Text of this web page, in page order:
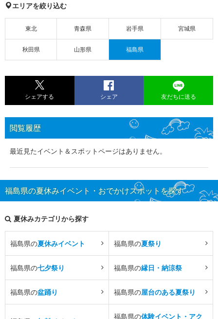
エリアを絞り込む
東北 青森県 岩手県 宮城県
秋田県 山形県 福島県
シェアする シェア 友だちに送る
閲覧履歴
最近見たイベント＆スポットページはありません。
福島県の夏休みイベント・おでかけスポットを探す
夏休みカテゴリから探す
福島県の夏休みイベント 福島県の夏祭り
福島県の七夕祭り 福島県の縁日・納涼祭
福島県の盆踊り 福島県の屋台のある夏祭り
福島県の体験イベント・アク